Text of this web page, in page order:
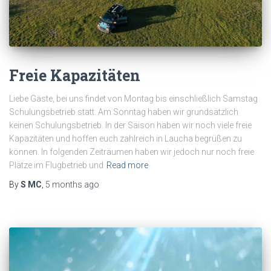
Freie Kapazitäten
Liebe Gäste, bei uns findet von Montag bis einschließlich Samstag
Schulungsbetrieb statt. Am Sonntag haben wir grundsätzlich
keinen Schulungsbetrieb. In der Saison haben wir noch viele freie
Kapazitäten und hoffen euch zahlreich in Laucha begrüßen zu
können. In folgenden Zeiträumen haben wir jedoch nur noch freie
Plätze im Flugbetrieb und Read more
ByS MC 5 months ago